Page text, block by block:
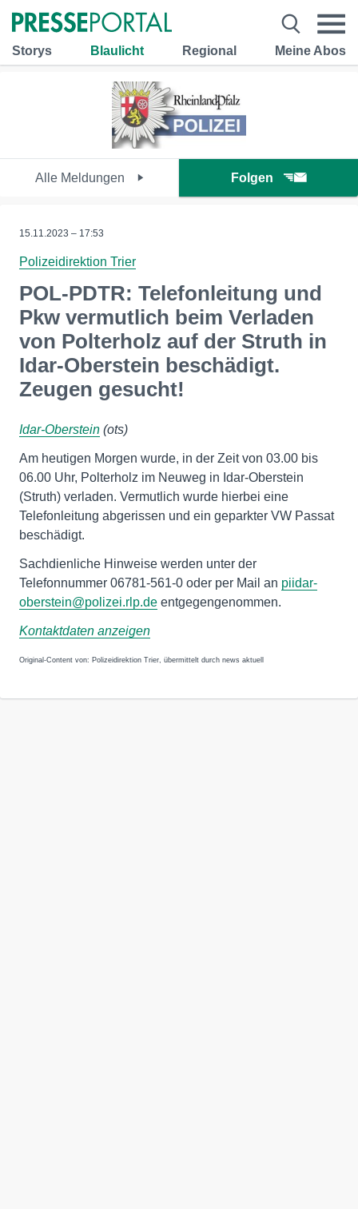
Storys Blaulicht Regional Meine Abos
Alle Meldungen Folgen
15.11.2023 – 17:53
Polizeidirektion Trier
POL-PDTR: Telefonleitung und
Pkw vermutlich beim Verladen
von Polterholz auf der Struth in
Idar-Oberstein beschädigt.
Zeugen gesucht!
Idar-Oberstein (ots)
Am heutigen Morgen wurde, in der Zeit von 03.00 bis
06.00 Uhr, Polterholz im Neuweg in Idar-Oberstein
(Struth) verladen. Vermutlich wurde hierbei eine
Telefonleitung abgerissen und ein geparkter VW Passat
beschädigt.
Sachdienliche Hinweise werden unter der
Telefonnummer 06781-561-0 oder per Mail an piidar-
oberstein@polizei.rlp.de entgegengenommen.
Kontaktdaten anzeigen
Original-Content von: Polizeidirektion Trier, übermittelt durch news aktuell